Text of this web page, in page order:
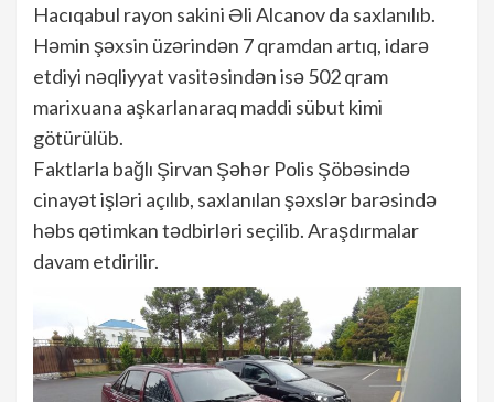
Hacıqabul rayon sakini Əli Alcanov da saxlanılıb.
Həmin şəxsin üzərindən 7 qramdan artıq, idarə
etdiyi nəqliyyat vasitəsindən isə 502 qram
marixuana aşkarlanaraq maddi sübut kimi
götürülüb.
Faktlarla bağlı Şirvan Şəhər Polis Şöbəsində
cinayət işləri açılıb, saxlanılan şəxslər barəsində
həbs qətimkan tədbirləri seçilib. Araşdırmalar
davam etdirilir.